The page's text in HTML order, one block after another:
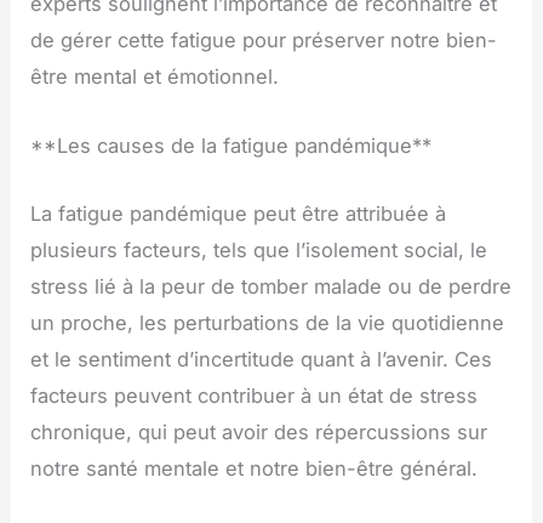
de gérer cette fatigue pour préserver notre bien-
être mental et émotionnel.
**Les causes de la fatigue pandémique**
La fatigue pandémique peut être attribuée à
plusieurs facteurs, tels que l’isolement social, le
stress lié à la peur de tomber malade ou de perdre
un proche, les perturbations de la vie quotidienne
et le sentiment d’incertitude quant à l’avenir. Ces
facteurs peuvent contribuer à un état de stress
chronique, qui peut avoir des répercussions sur
notre santé mentale et notre bien-être général.